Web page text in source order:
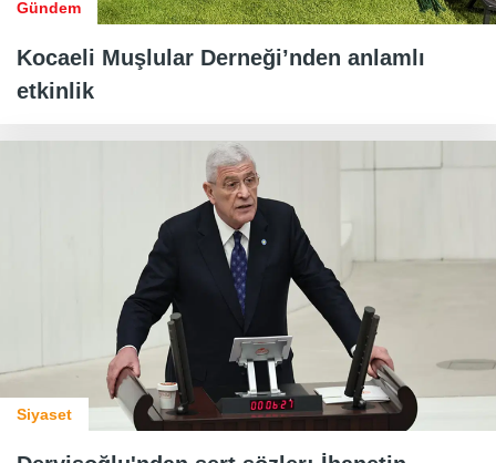
Gündem
Kocaeli Muşlular Derneği’nden anlamlı
etkinlik
Siyaset